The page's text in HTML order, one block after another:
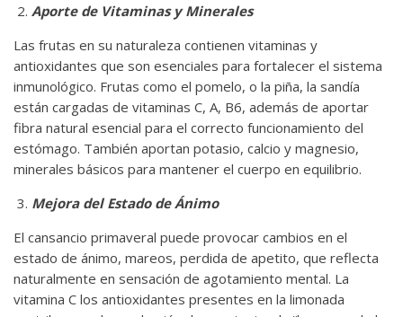
Aporte de Vitaminas y Minerales
Las frutas en su naturaleza contienen vitaminas y
antioxidantes que son esenciales para fortalecer el sistema
inmunológico. Frutas como el pomelo, o la piña, la sandía
están cargadas de vitaminas C, A, B6, además de aportar
fibra natural esencial para el correcto funcionamiento del
estómago. También aportan potasio, calcio y magnesio,
minerales básicos para mantener el cuerpo en equilibrio.
Mejora del Estado de Ánimo
El cansancio primaveral puede provocar cambios en el
estado de ánimo, mareos, perdida de apetito, que reflecta
naturalmente en sensación de agotamiento mental. La
vitamina C los antioxidantes presentes en la limonada